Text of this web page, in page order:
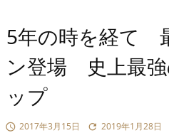
5年の時を経て
ン登場 史上最
ップ
 2017年3月15日  2019年1月28日